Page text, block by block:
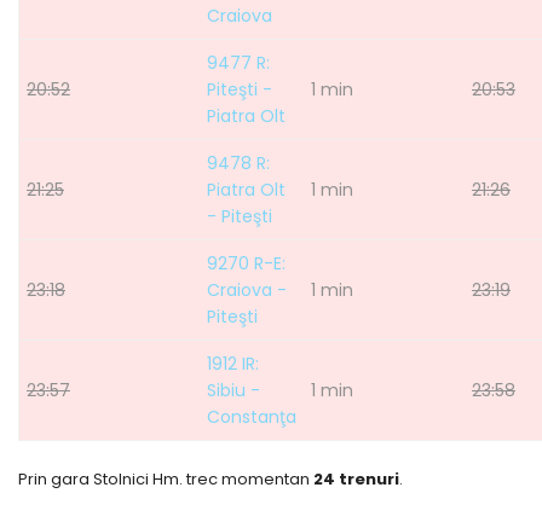
Craiova
20:52
9477 R:
Piteşti -
Piatra Olt
1 min 20:53
21:25
9478 R:
Piatra Olt
- Piteşti
1 min 21:26
23:18
9270 R-E:
Craiova -
Piteşti
1 min 23:19
23:57
1912 IR:
Sibiu -
Constanţa
1 min 23:58
Prin gara Stolnici Hm. trec momentan 24 trenuri.